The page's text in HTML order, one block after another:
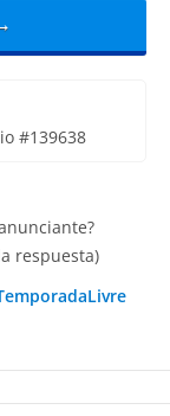
#139638
respuesta)